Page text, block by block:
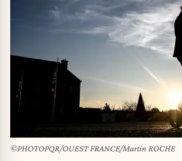
©PHOTOPQR/OUEST FRANCE/Martin ROCHE